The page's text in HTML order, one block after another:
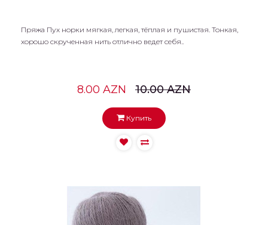
Пряжа Пух норки мягкая, легкая, тёплая и пушистая. Тонкая,
хорошо скрученная нить отлично ведет себя..
8.00 AZN 10.00 AZN
Купить